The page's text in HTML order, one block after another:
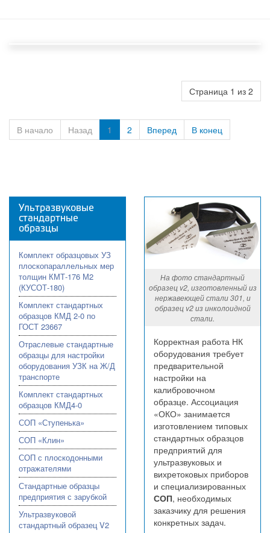
Страница 1 из 2
В начало Назад 1 2 Вперед В конец
Ультразвуковые
стандартные
образцы
Комплект образцовых УЗ
плоскопараллельных мер
толщин КМТ-176 М2
(КУСОТ-180)
Комплект стандартных
образцов КМД 2-0 по
ГОСТ 23667
Отраслевые стандартные
образцы для настройки
оборудования УЗК на Ж/Д
транспорте
Комплект стандартных
образцов КМД4-0
СОП «Ступенька»
СОП «Клин»
СОП с плоскодонными
отражателями
Стандартные образцы
предприятия с зарубкой
Ультразвуковой
стандартный образец V2
На фото стандартный
образец v2, изготовленный из
нержавеющей стали 301, и
образец v2 из инколоидной
стали.
Корректная работа НК
оборудования требует
предварительной
настройки на
калибровочном
образце. Ассоциация
«ОКО» занимается
изготовлением типовых
стандартных образцов
предприятий для
ультразвуковых и
вихретоковых приборов
и специализированных
СОП, необходимых
заказчику для решения
конкретных задач.